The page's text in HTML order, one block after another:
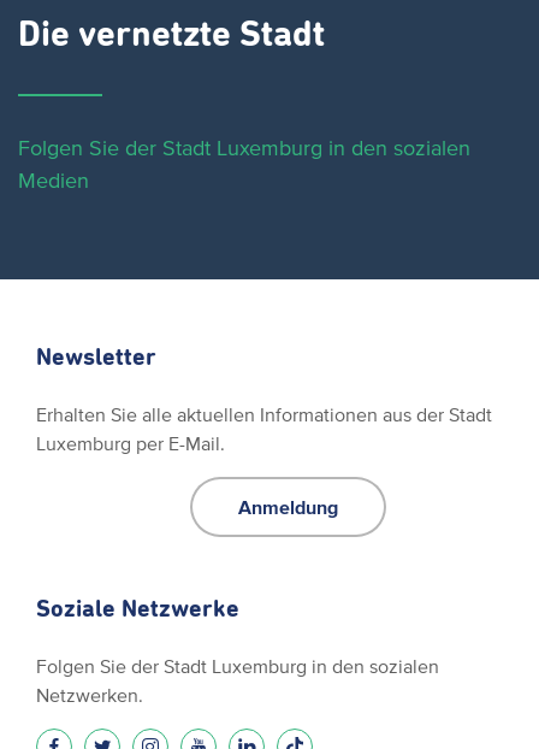
Die vernetzte Stadt
Folgen Sie der Stadt Luxemburg in den sozialen
Medien
Newsletter
Erhalten Sie alle aktuellen Informationen aus der Stadt
Luxemburg per E-Mail.
Anmeldung
Soziale Netzwerke
Folgen Sie der Stadt Luxemburg in den sozialen
Netzwerken.